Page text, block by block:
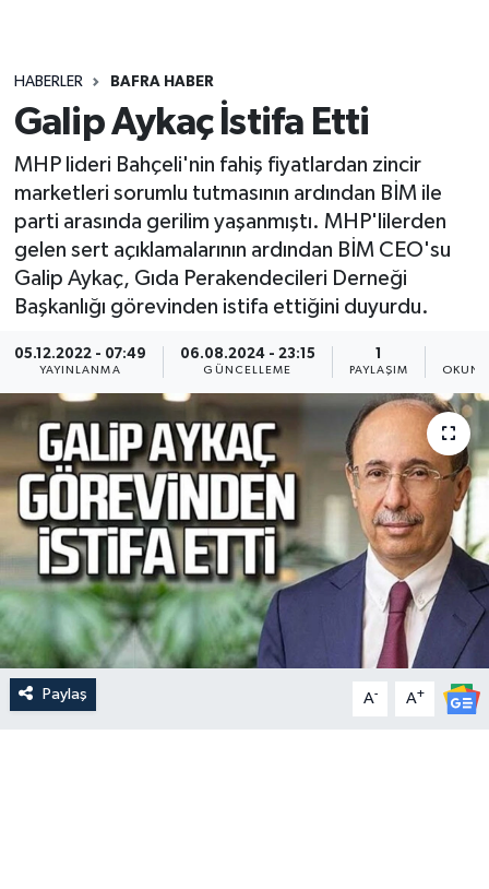
HABERLER BAFRA HABER
Galip Aykaç İstifa Etti
MHP lideri Bahçeli'nin fahiş fiyatlardan zincir
marketleri sorumlu tutmasının ardından BİM ile
parti arasında gerilim yaşanmıştı. MHP'lilerden
gelen sert açıklamalarının ardından BİM CEO'su
Galip Aykaç, Gıda Perakendecileri Derneği
Başkanlığı görevinden istifa ettiğini duyurdu.
05.12.2022 - 07:49
YAYINLANMA
06.08.2024 - 23:15
GÜNCELLEME
1
PAYLAŞIM
Paylaş A- A+